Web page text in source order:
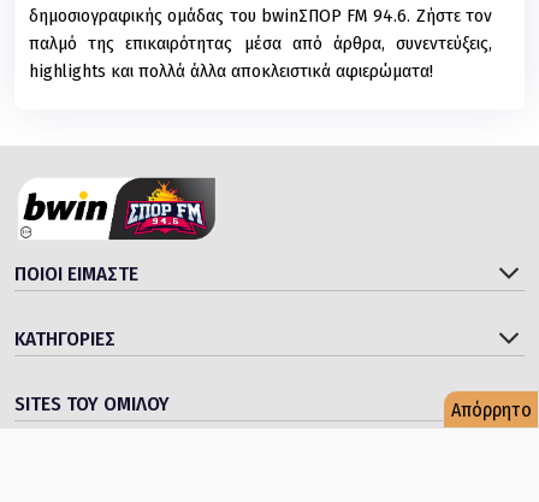
δημοσιογραφικής ομάδας του bwinΣΠΟΡ FM 94.6. Ζήστε τον
παλμό της επικαιρότητας μέσα από άρθρα, συνεντεύξεις,
highlights και πολλά άλλα αποκλειστικά αφιερώματα!
ΠΟΙΟΙ ΕΙΜΑΣΤΕ
ΚΑΤΗΓΟΡΙΕΣ
SITES ΤΟΥ ΟΜΙΛΟΥ Απόρρητο